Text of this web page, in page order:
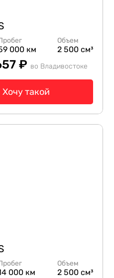
000 км
Объем
2 500 см³
₽ во Владивостоке
Хочу такой
000 км
Объем
2 500 см³